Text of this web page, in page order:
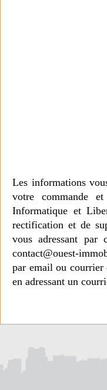
Les informations
votre commande
Informatique et
rectification et de
vous adressant
contact@ouest-
par email ou courrier
en adressant un